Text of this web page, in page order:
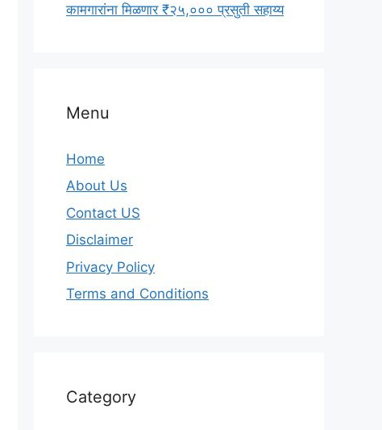
कामगारांना मिळणार ₹२५,००० प्रसुती सहाय्य
Menu
Home
About Us
Contact US
Disclaimer
Privacy Policy
Terms and Conditions
Category